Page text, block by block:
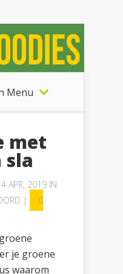
Menu
met
sla
APR, 2019 IN
|
0
je groene
waarom